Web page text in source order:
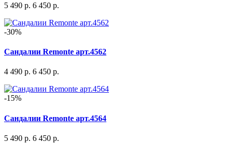
5 490 р. 6 450 р.
-30%
Сандалии Remonte арт.4562
4 490 р. 6 450 р.
-15%
Сандалии Remonte арт.4564
5 490 р. 6 450 р.